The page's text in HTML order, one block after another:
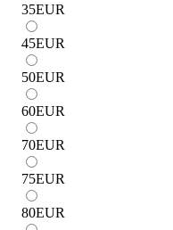
35EUR
45EUR
50EUR
60EUR
70EUR
75EUR
80EUR